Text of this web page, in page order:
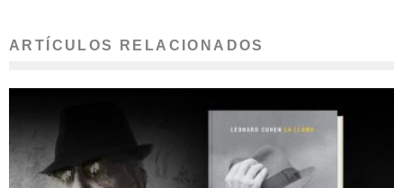
ARTÍCULOS RELACIONADOS